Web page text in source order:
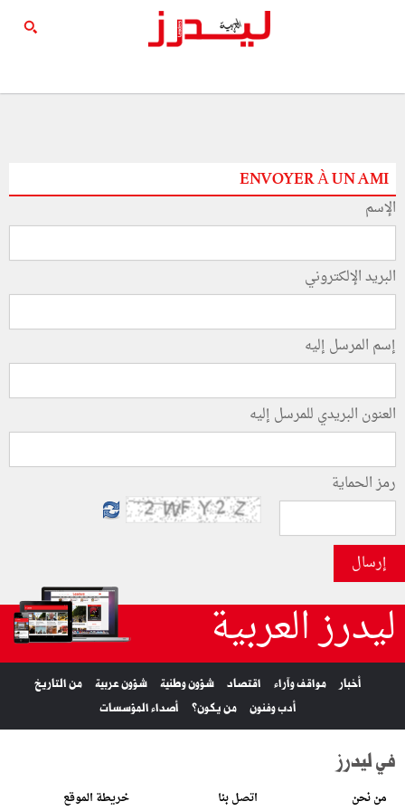
ENVOYER À UN AMI
الإسم
البريد الإلكتروني
إسم المرسل إليه
العنون البريدي للمرسل إليه
رمز الحماية
إرسال
ليدرز العربية
أخبار مواقف وآراء اقتصاد شؤون وطنية شؤون عربية
من التاريخ
أدب وفنون
من يكون؟ أصداء المؤسسات
في ليدرز
من نحن اتصل بنا خريطة الموقع